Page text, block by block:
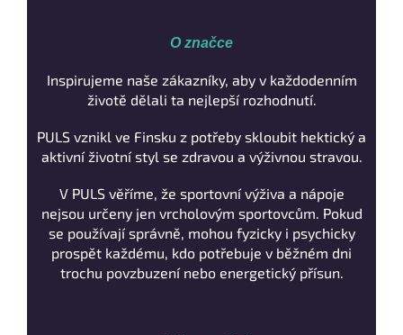
O značce
Inspirujeme naše zákazníky, aby v každodenním
životě dělali ta nejlepší rozhodnutí.
PULS vznikl ve Finsku z potřeby skloubit hektický a
aktivní životní styl se zdravou a výživnou stravou.
V PULS věříme, že sportovní výživa a nápoje
nejsou určeny jen vrcholovým sportovcům. Pokud
se používají správně, mohou fyzicky i psychicky
prospět každému, kdo potřebuje v běžném dni
trochu povzbuzení nebo energetický přísun.